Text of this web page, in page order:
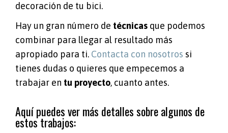
decoración de tu bici.
Hay un gran número de técnicas que podemos
combinar para llegar al resultado más
apropiado para ti. Contacta con nosotros si
tienes dudas o quieres que empecemos a
trabajar en tu proyecto, cuanto antes.
Aquí puedes ver más detalles sobre algunos de
estos trabajos: